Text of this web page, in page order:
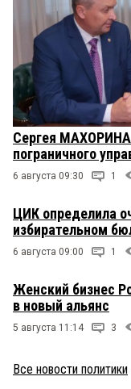
Сергея МАХОРИНА
пограничного
6 августа 09:30 1
ЦИК определила
избирательном
6 августа 09:00 1
Женский бизнес
в новый альянс
5 августа 11:14 3
Все новости политики